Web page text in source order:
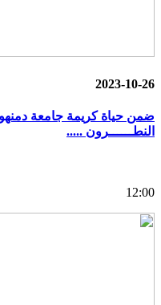
2023-10-26
ضمن حياة كريمة جامعة
النطــــــرون .....
12:00